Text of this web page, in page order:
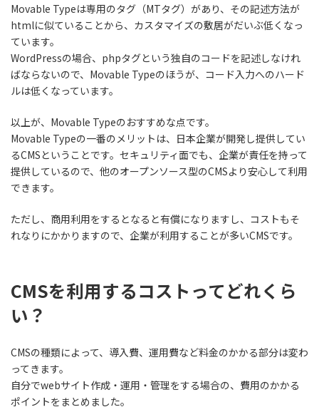
Movable Typeは専用のタグ（MTタグ）があり、その記述方法が
htmlに似ていることから、カスタマイズの敷居がだいぶ低くなっ
ています。
WordPressの場合、phpタグという独自のコードを記述しなけれ
ばならないので、Movable Typeのほうが、コード入力へのハード
ルは低くなっています。
以上が、Movable Typeのおすすめな点です。
Movable Typeの一番のメリットは、日本企業が開発し提供してい
るCMSということです。セキュリティ面でも、企業が責任を持って
提供しているので、他のオープンソース型のCMSより安心して利用
できます。
ただし、商用利用をするとなると有償になりますし、コストもそ
れなりにかかりますので、企業が利用することが多いCMSです。
CMSを利用するコストってどれくら
い？
CMSの種類によって、導入費、運用費など料金のかかる部分は変わ
ってきます。
自分でwebサイト作成・運用・管理をする場合の、費用のかかる
ポイントをまとめました。